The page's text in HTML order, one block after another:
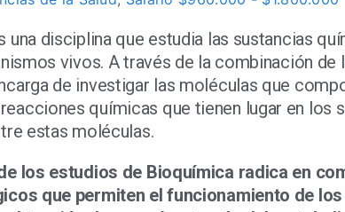
una disciplina que estudia las sustancias
vivos. A través de la combinación de
de investigar las moléculas que
químicas que tienen lugar en los
estas moléculas.
los estudios de Bioquímica radica en
que permiten el funcionamiento de